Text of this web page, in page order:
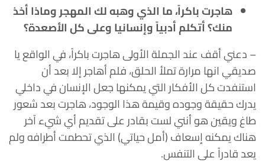
هاجرت باكراً، ما الذي وهبه لك المهجر وماذا أخذ
منك؟ أتكلم أدبياً وإنسانيا وعلى كل الأصعدة؟
– دعني أقف عند الجملة الأولى هاجرت باكراً، في الواقع يا
صديقي انها مرارة تملأ الحلق، فلم أهاجر إلا بعد أن
استنفدت كل الأفكار التي يمكنها جعل الإنسان في داخلي
يدرك حقيقة وجوده وقيمة هذا الوجود، هاجرت بعد شعور
طاغ ويقين هو أنني لست بقادر على تقديم أي شيء آخر
هناك يمكنه إسعاف (أمل حياتي) الذي تحطمت أطرافه ولم
يعد قادراً على التنفس.